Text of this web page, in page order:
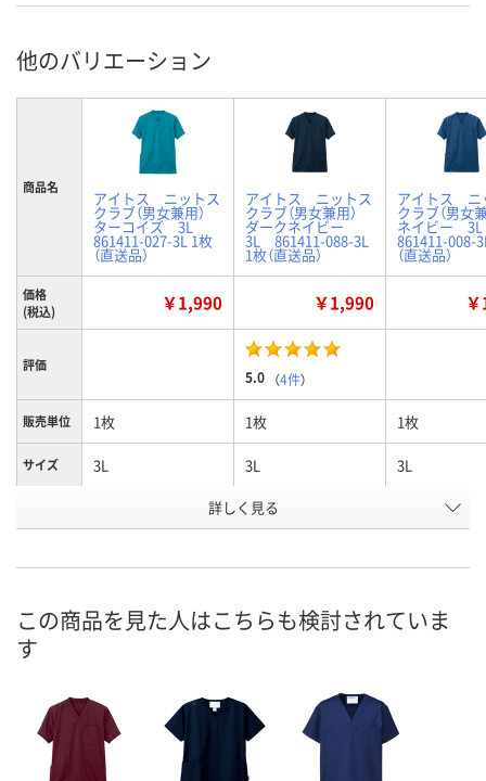
他のバリエーション
商品名
アイトス ニットス
クラブ（男女兼用）
ターコイズ 3L
861411-027-3L 1枚
（直送品）
アイトス ニットス
クラブ（男女兼用）
ダークネイビー
3L 861411-088-3L
1枚（直送品）
アイトス ニ
クラブ（男女
ネイビー
861411-008-
（直送品）
価格
(税込)
￥1,990 ￥1,990
評価
5.0 （4件）
販売単位 1枚 1枚 1枚
サイズ 3L 3L 3L
ダークネイビー ネイビー
号
お届け日
数量
カゴへ
数量
カゴへ
詳しく見る
この商品を見た人はこちらも検討されていま
す